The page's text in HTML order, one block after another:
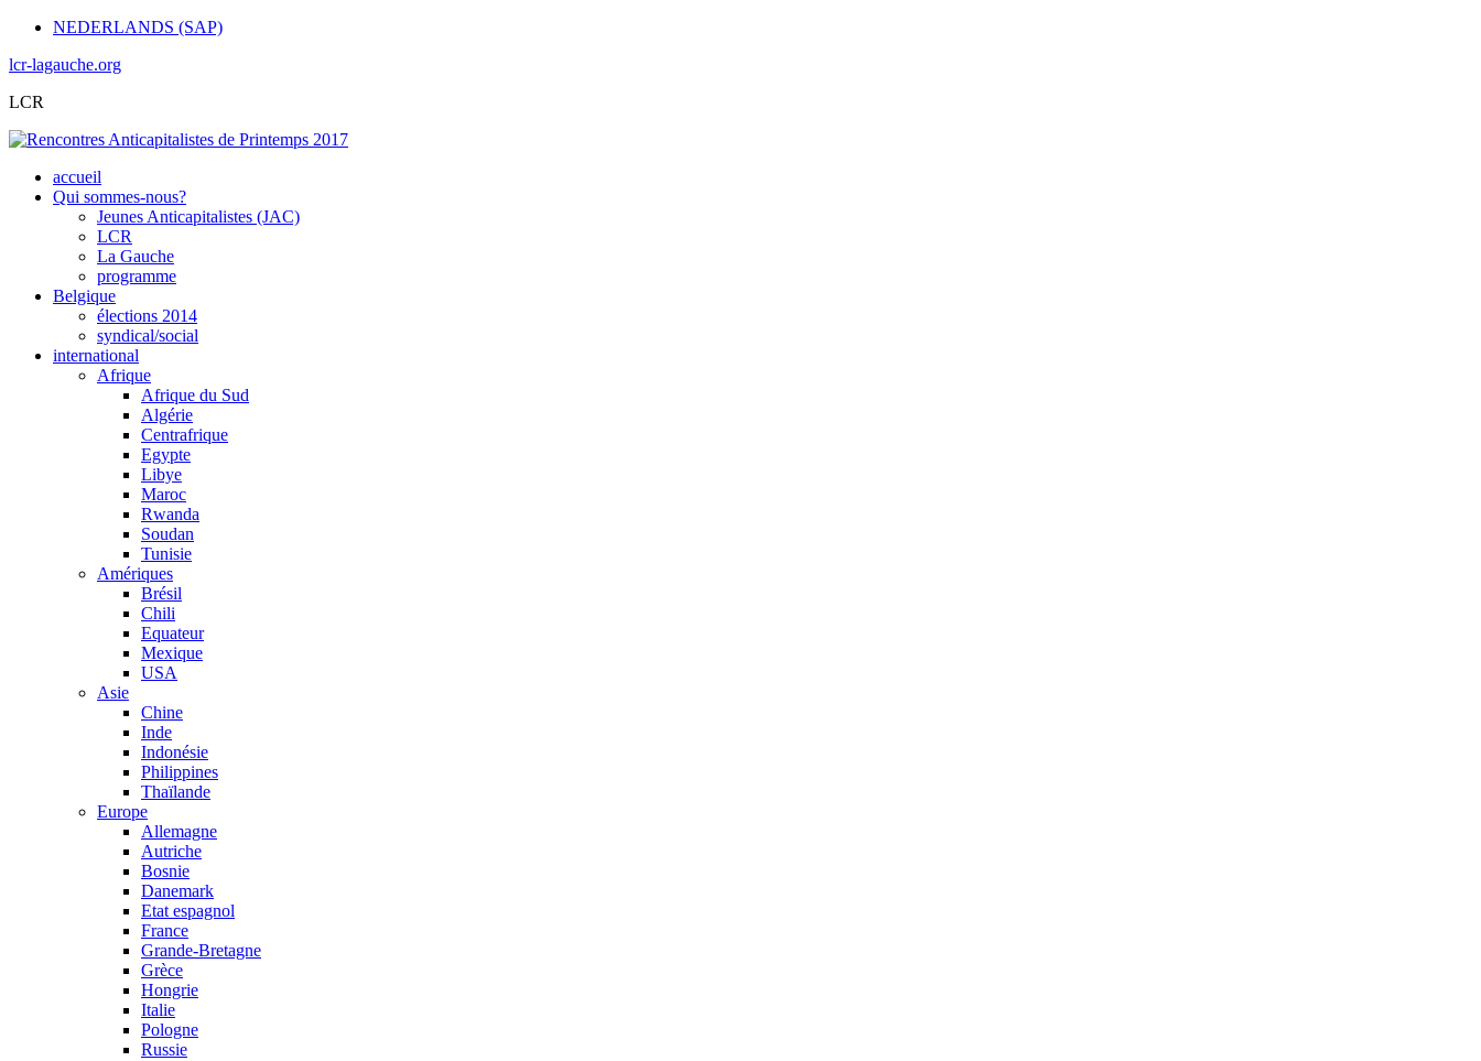
NEDERLANDS (SAP)
lcr-lagauche.org
LCR
accueil
Qui sommes-nous?
Jeunes Anticapitalistes (JAC)
LCR
La Gauche
programme
Belgique
élections 2014
syndical/social
international
Afrique
Afrique du Sud
Algérie
Centrafrique
Egypte
Libye
Maroc
Rwanda
Soudan
Tunisie
Amériques
Brésil
Chili
Equateur
Mexique
USA
Asie
Chine
Inde
Indonésie
Philippines
Thaïlande
Europe
Allemagne
Autriche
Bosnie
Danemark
Etat espagnol
France
Grande-Bretagne
Grèce
Hongrie
Italie
Pologne
Russie